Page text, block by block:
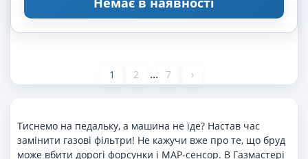
1 2 ... 7 ›
Тиснемо на педальку, а машина не їде? Настав час
замінити газові фільтри! Не кажучи вже про те, що бруд
може вбити дорогі форсунки і MAP-сенсор. В Газмастері